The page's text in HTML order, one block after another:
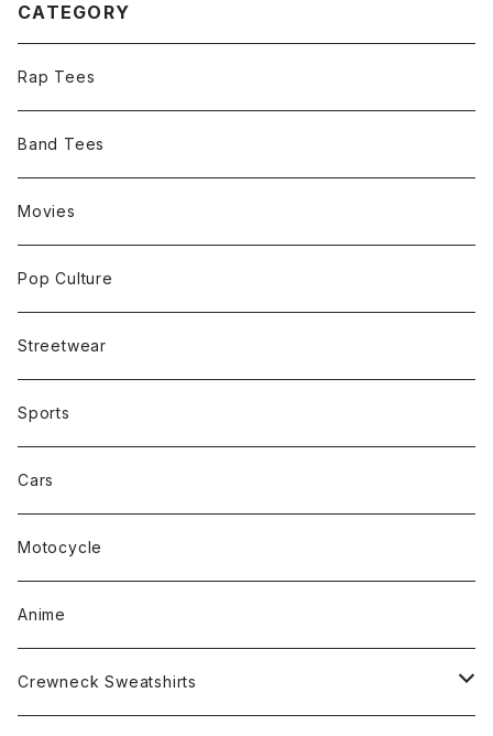
CATEGORY
Rap Tees
Band Tees
Movies
Pop Culture
Streetwear
Sports
Cars
Motocycle
Anime
Crewneck Sweatshirts